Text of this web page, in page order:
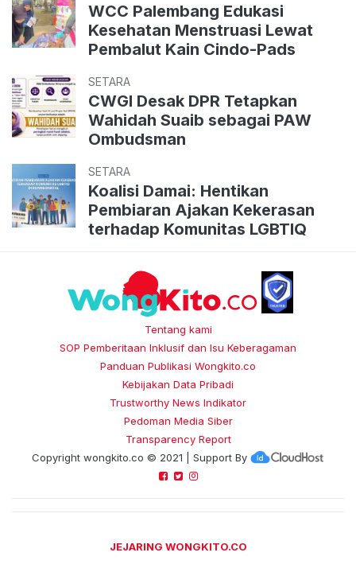
WCC Palembang Edukasi
Kesehatan Menstruasi Lewat
Pembalut Kain Cindo-Pads
SETARA
CWGI Desak DPR Tetapkan
Wahidah Suaib sebagai PAW
Ombudsman
SETARA
Koalisi Damai: Hentikan
Pembiaran Ajakan Kekerasan
terhadap Komunitas LGBTIQ
Tentang kami
SOP Pemberitaan Inklusif dan Isu Keberagaman
Panduan Publikasi Wongkito.co
Kebijakan Data Pribadi
Trustworthy News Indikator
Pedoman Media Siber
Transparency Report
Copyright wongkito.co © 2021 | Support By
JEJARING WONGKITO.CO